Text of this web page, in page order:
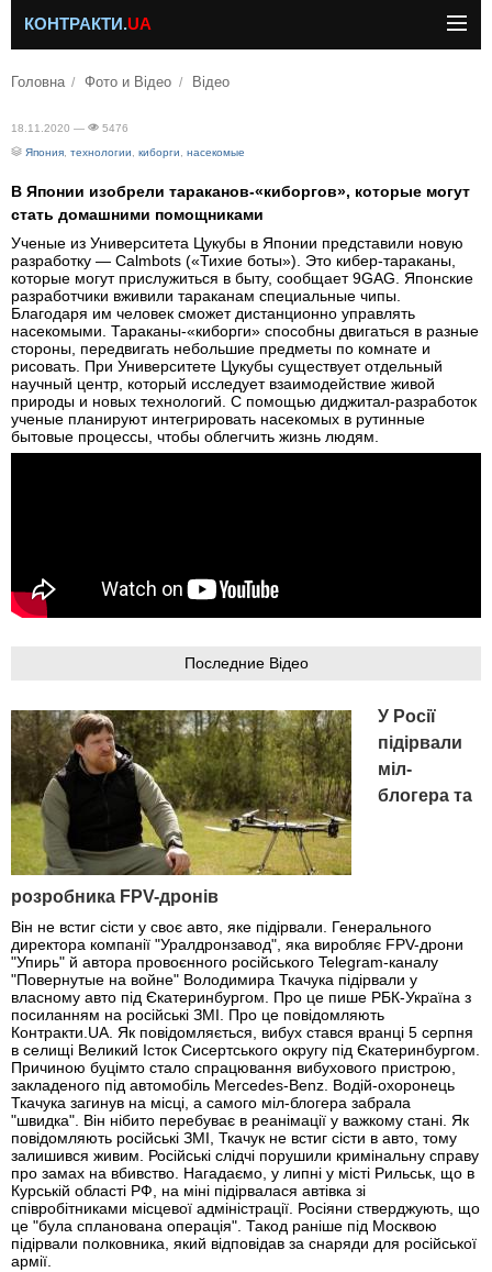
КОНТРАКТИ.UA
Головна Фото и Відео Відео
18.11.2020 —
5476
Япония технологии киборги насекомые
В Японии изобрели тараканов-«киборгов», которые могут
стать домашними помощниками
Ученые из Университета Цукубы в Японии представили новую
разработку — Calmbots («Тихие боты»). Это кибер-тараканы,
которые могут прислужиться в быту, сообщает 9GAG. Японские
разработчики вживили тараканам специальные чипы.
Благодаря им человек сможет дистанционно управлять
насекомыми. Тараканы-«киборги» способны двигаться в разные
стороны, передвигать небольшие предметы по комнате и
рисовать. При Университете Цукубы существует отдельный
научный центр, который исследует взаимодействие живой
природы и новых технологий. С помощью диджитал-разработок
ученые планируют интегрировать насекомых в рутинные
бытовые процессы, чтобы облегчить жизнь людям.
Последние Відео
У Росії
підірвали
міл-
блогера та
розробника FPV-дронів
Він не встиг сісти у своє авто, яке підірвали. Генерального
директора компанії "Уралдронзавод", яка виробляє FPV-дрони
"Упирь" й автора провоєнного російського Telegram-каналу
"Повернутые на войне" Володимира Ткачука підірвали у
власному авто під Єкатеринбургом. Про це пише РБК-Україна з
посиланням на російські ЗМІ. Про це повідомляють
Контракти.UA. Як повідомляється, вибух стався вранці 5 серпня
в селищі Великий Істок Сисертського округу під Єкатеринбургом.
Причиною буцімто стало спрацювання вибухового пристрою,
закладеного під автомобіль Mercedes-Benz. Водій-охоронець
Ткачука загинув на місці, а самого міл-блогера забрала
"швидка". Він нібито перебуває в реанімації у важкому стані. Як
повідомляють російські ЗМІ, Ткачук не встиг сісти в авто, тому
залишився живим. Російські слідчі порушили кримінальну справу
про замах на вбивство. Нагадаємо, у липні у місті Рильськ, що в
Курській області РФ, на міні підірвалася автівка зі
співробітниками місцевої адміністрації. Росіяни стверджують, що
це "була спланована операція". Такод раніше під Москвою
підірвали полковника, який відповідав за снаряди для російської
армії.